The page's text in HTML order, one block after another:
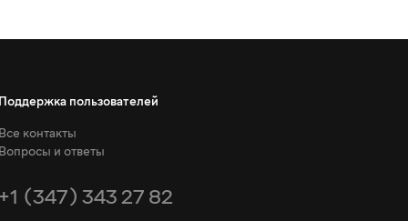
Поддержка пользователей
Все контакты
Вопросы и ответы
+1 (347) 343 27 82